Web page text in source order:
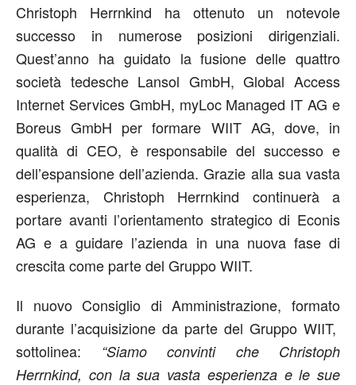
Christoph Herrnkind ha ottenuto un notevole
successo in numerose posizioni dirigenziali.
Quest’anno ha guidato la fusione delle quattro
società tedesche Lansol GmbH, Global Access
Internet Services GmbH, myLoc Managed IT AG e
Boreus GmbH per formare WIIT AG, dove, in
qualità di CEO, è responsabile del successo e
dell’espansione dell’azienda. Grazie alla sua vasta
esperienza, Christoph Herrnkind continuerà a
portare avanti l’orientamento strategico di Econis
AG e a guidare l’azienda in una nuova fase di
crescita come parte del Gruppo WIIT.
Il nuovo Consiglio di Amministrazione, formato
durante l’acquisizione da parte del Gruppo WIIT,
sottolinea: “Siamo convinti che Christoph
Herrnkind, con la sua vasta esperienza e le sue